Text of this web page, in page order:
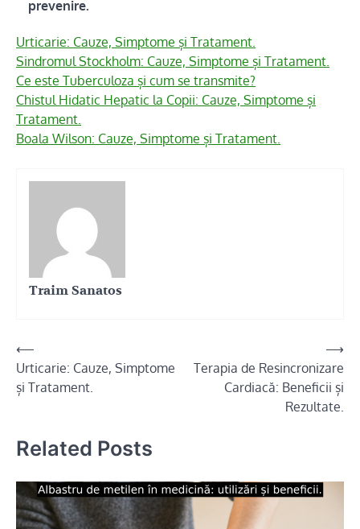
prevenire.
Urticarie: Cauze, Simptome și Tratament.
Sindromul Stockholm: Cauze, Simptome și Tratament.
Ce este Tuberculoza și cum se transmite?
Chistul Hidatic Hepatic la Copii: Cauze, Simptome și
Tratament.
Boala Wilson: Cauze, Simptome și Tratament.
Traim Sanatos
Navigare
în
articole
⟵
Urticarie: Cauze, Simptome
și Tratament.
Terapia de Resincronizare
Cardiacă: Beneficii și
Rezultate.
⟶
Related Posts